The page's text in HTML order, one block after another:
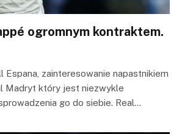
ogromnym kontraktem.
Espana, zainteresowanie napastnikiem
Madryt który jest niezwykle
go do siebie. Real…